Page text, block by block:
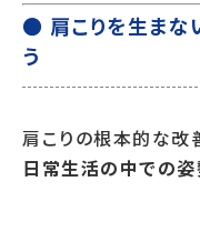
● 肩こりを生まな
う
肩こりの根本的な改
日常生活の中での姿